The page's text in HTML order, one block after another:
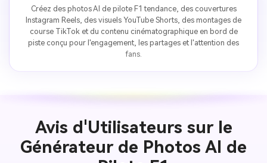
Créez des photos AI de pilote F1 tendance, des couvertures
Instagram Reels, des visuels YouTube Shorts, des montages de
course TikTok et du contenu cinématographique en bord de
piste conçu pour l'engagement, les partages et l'attention des
fans.
Avis d'Utilisateurs sur le
Générateur de Photos AI de